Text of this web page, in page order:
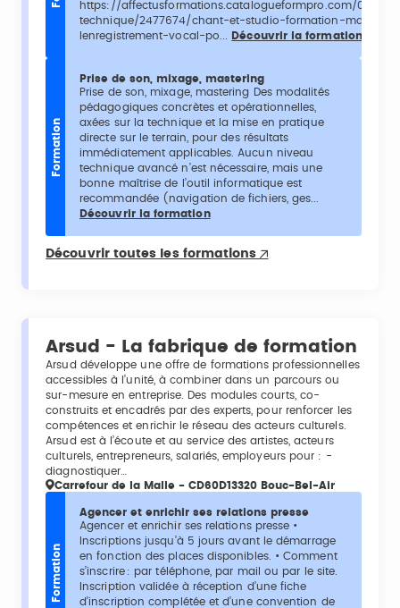
https://affectusformations.catalogueformpro.com/0/
technique/2477674/chant-et-studio-formation-maitriser-
lenregistrement-vocal-po...
Découvrir la formation
Formation
Prise de son, mixage, mastering
Prise de son, mixage, mastering Des modalités
pédagogiques concrètes et opérationnelles,
axées sur la technique et la mise en pratique
directe sur le terrain, pour des résultats
immédiatement applicables. Aucun niveau
technique avancé n’est nécessaire, mais une
bonne maîtrise de l’outil informatique est
recommandée (navigation de fichiers, ges...
Découvrir la formation
Découvrir toutes les formations
Arsud - La fabrique de formation
Arsud développe une offre de formations professionnelles
accessibles à l’unité, à combiner dans un parcours ou
sur-mesure en entreprise. Des modules courts, co-
construits et encadrés par des experts, pour renforcer les
compétences et enrichir le réseau des acteurs culturels.
Arsud est à l’écoute et au service des artistes, acteurs
culturels, entrepreneurs, salariés, employeurs pour : -
diagnostiquer…
Carrefour de la Malle - CD60D13320 Bouc-Bel-Air
Formation
Agencer et enrichir ses relations presse
Agencer et enrichir ses relations presse •
Inscriptions jusqu’à 5 jours avant le démarrage
en fonction des places disponibles. • Comment
s’inscrire : par téléphone, par mail ou par le site.
Inscription validée à réception d’une fiche
d’inscription complétée et d’une convention de